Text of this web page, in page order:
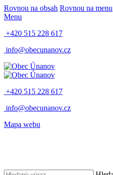
Rovnou na obsah Rovnou na menu
Menu
+420 515 228 617
info@obecunanov.cz
+420 515 228 617
info@obecunanov.cz
Mapa webu